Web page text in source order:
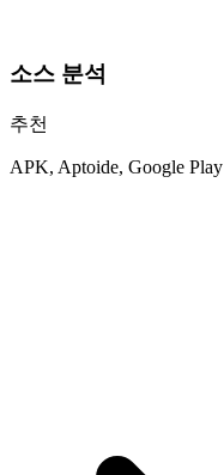
소스 분석
추천
APK, Aptoide, Google Play